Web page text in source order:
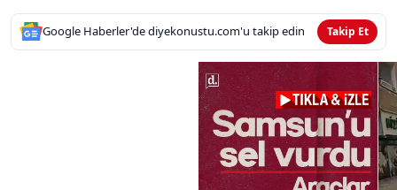
Google Haberler'de diyekonustu.com'u takip edin Takip Et